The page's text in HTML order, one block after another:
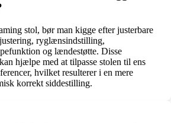
stol, bør man kigge efter justerbare
ryglænsindstilling,
og lændestøtte. Disse
hjælpe med at tilpasse stolen til ens
hvilket resulterer i en mere
korrekt siddestilling.